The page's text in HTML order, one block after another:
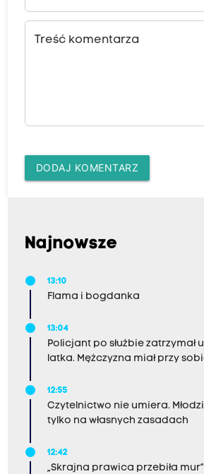
Treść komentarza
DODAJ KOMENTARZ
Najnowsze
13:10
Flama i bogdanka
13:04
Policjant po służbie zatrzymał
latka. Mężczyzna miał przy
12:55
Czytelnictwo nie umiera.
tylko na własnych zasadach
12:42
„Skrajna prawica przebiła